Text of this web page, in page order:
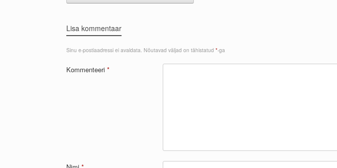
Lisa kommentaar
Sinu e-postiaadressi ei avaldata. Nõutavad väljad on tähistatud *-ga
Kommenteeri *